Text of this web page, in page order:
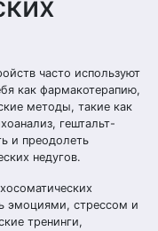
часто используют
как фармакотерапию,
методы, такие как
гештальт-
и преодолеть
недугов.
эмоциями, стрессом и
тренинги,